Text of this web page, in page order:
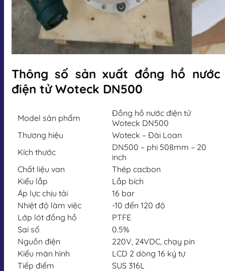
Thông số sản xuất đồng hồ nước
điện tử Woteck DN500
Model sản phẩm
Đồng hồ nước điện tử
Woteck DN500
Thương hiệu
Woteck – Đài Loan
Kích thước
DN500 – phi 508mm – 20
inch
Chất liệu van
Thép cacbon
Kiểu lắp
Lắp bích
Áp lực chịu tải
16 bar
Nhiệt độ làm việc
-10 đến 120 độ
Lớp lót đồng hồ
PTFE
Sai số
0.5%
Nguồn điện
220V, 24VDC, chạy pin
Kiểu màn hình
LCD 2 dòng 16 ký tự
Tiếp điểm
SUS 316L